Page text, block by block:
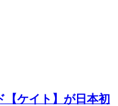
ケイト】が日本初